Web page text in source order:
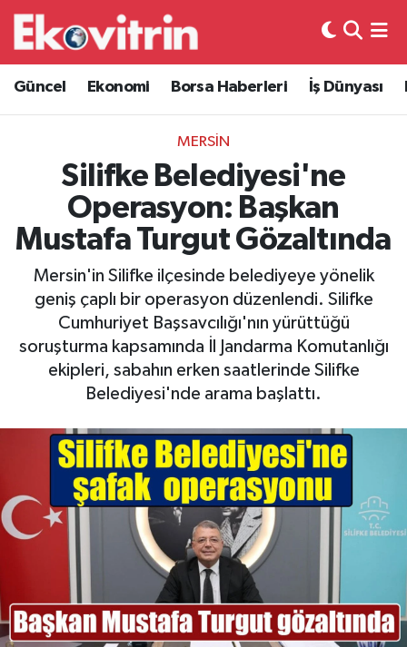
Güncel Ekonomi Borsa Haberleri İş Dünyası
MERSİN
Silifke Belediyesi'ne
Operasyon: Başkan
Mustafa Turgut Gözaltında
Mersin'in Silifke ilçesinde belediyeye yönelik
geniş çaplı bir operasyon düzenlendi. Silifke
Cumhuriyet Başsavcılığı'nın yürüttüğü
soruşturma kapsamında İl Jandarma Komutanlığı
ekipleri, sabahın erken saatlerinde Silifke
Belediyesi'nde arama başlattı.
Güncel
Ekonomi
Borsa Haberleri
İş Dünyası
Lojistik
Otovitrin
Asayiş
Magazin
Gayrimenkul
Spor
Eğitim
Hava Durumu
Trafik Durumu
Süper Lig Puan Durumu ve Fikstür
Tüm Manşetler
Son Dakika Haberleri
Haber Arşivi